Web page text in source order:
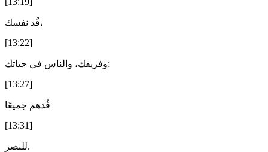
قُد نفسك،
[13:22]
وفريقك، والناس في حياتك;
[13:27]
قُدهم جميعًا
[13:31]
للنصر.